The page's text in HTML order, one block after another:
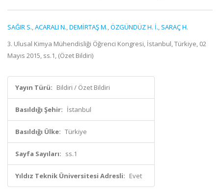
SAĞIR S.,ACARALI N.,DEMİRTAŞ M.,ÖZGÜNDÜZ H. İ., SARAÇ H.
3. Ulusal Kimya Mühendisliği Öğrenci Kongresi, İstanbul, Türkiye, 02
Mayıs 2015, ss.1, (Özet Bildiri)
Yayın Türü: Bildiri / Özet Bildiri
Basıldığı Şehir: İstanbul
Basıldığı Ülke: Türkiye
Sayfa Sayıları: ss.1
Yıldız Teknik Üniversitesi Adresli: Evet